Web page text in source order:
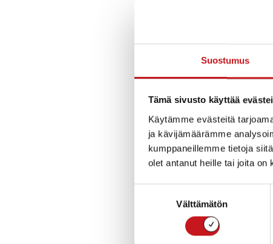
Suostumus
Tämä sivusto käyttää
Käytämme evästeitä
ja kävijämäärämme
kumppaneillemme tietoja
olet antanut heille tai joita on
Välttämätön
Kysy lisää:
Rautalammin
040 164 3000
Toimipaikka
Rautalammin
Rautalammintie